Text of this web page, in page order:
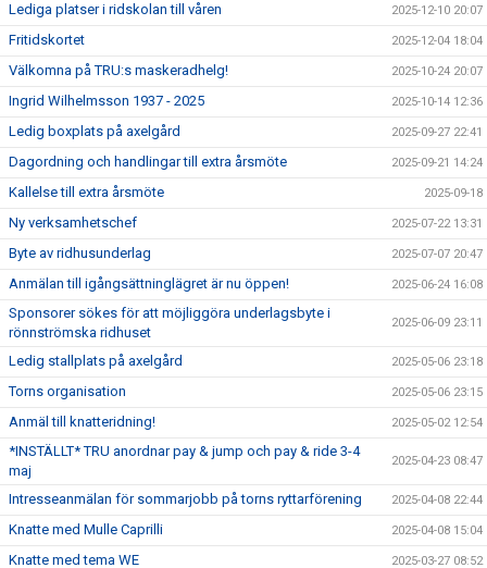
Lediga platser i ridskolan till våren 2025-12-10 20:07
Fritidskortet 2025-12-04 18:04
Välkomna på TRU:s maskeradhelg! 2025-10-24 20:07
Ingrid Wilhelmsson 1937 - 2025 2025-10-14 12:36
Ledig boxplats på axelgård 2025-09-27 22:41
Dagordning och handlingar till extra årsmöte 2025-09-21 14:24
Kallelse till extra årsmöte 2025-09-18
Ny verksamhetschef 2025-07-22 13:31
Byte av ridhusunderlag 2025-07-07 20:47
Anmälan till igångsättninglägret är nu öppen! 2025-06-24 16:08
Sponsorer sökes för att möjliggöra underlagsbyte i
rönnströmska ridhuset
2025-06-09 23:11
Ledig stallplats på axelgård 2025-05-06 23:18
Torns organisation 2025-05-06 23:15
Anmäl till knatteridning! 2025-05-02 12:54
*INSTÄLLT* TRU anordnar pay & jump och pay & ride 3-4
maj
2025-04-23 08:47
Intresseanmälan för sommarjobb på torns ryttarförening 2025-04-08 22:44
Knatte med Mulle Caprilli 2025-04-08 15:04
Knatte med tema WE 2025-03-27 08:52